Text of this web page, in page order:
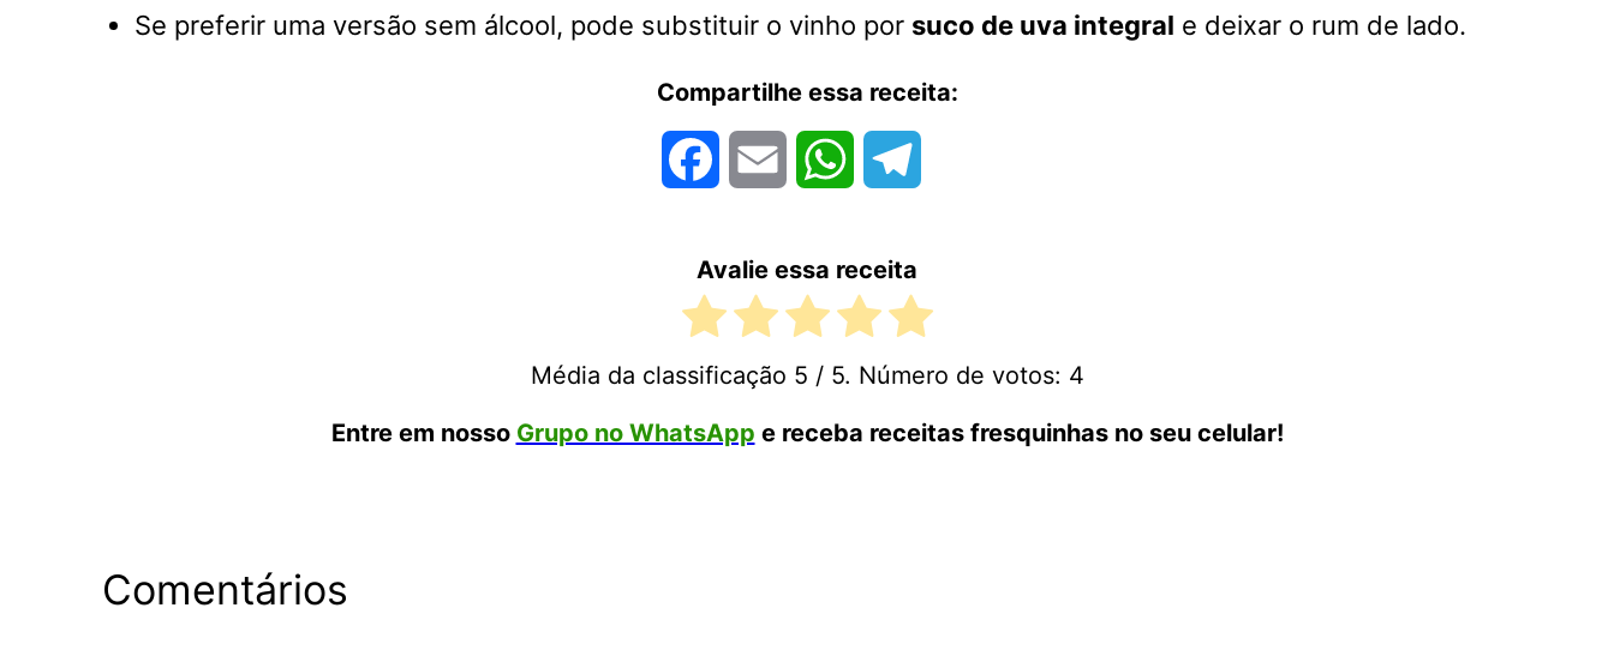
Se preferir uma versão sem álcool, pode substituir o vinho por suco de uva integral e deixar o rum de lado.
Compartilhe essa receita:
FacebookEmail WhatsApp
Avalie essa receita
Média da classificação 5 / 5. Número de votos: 4
Entre em nosso Grupo no WhatsApp e receba receitas fresquinhas no seu celular!
Comentários